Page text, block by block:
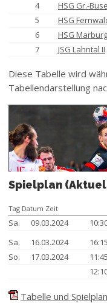
4
HSG Gr.-
5
HSG
6
HSG
7
JSG Lahntal II
Diese Tabelle wird
Tabellendarstellung
Spielplan
Tag Datum Zeit
Sa. 09.03.2024
Sa.
16.03.2024
So.
17.03.2024
Tabelle und